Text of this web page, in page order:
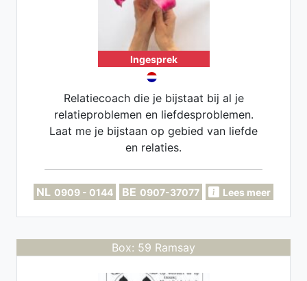
Ingesprek
Relatiecoach die je bijstaat bij al je
relatieproblemen en liefdesproblemen.
Laat me je bijstaan op gebied van liefde
en relaties.
NL 0909 - 0144 BE 0907-37077 Lees meer
Box: 59 Ramsay